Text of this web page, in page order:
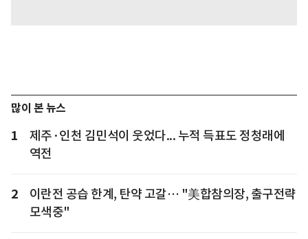
많이 본 뉴스
1
제주·인천 김민석이 웃었다... 누적 득표도 정청래에
역전
2
이란전 공습 한계, 탄약 고갈… "美합참의장, 출구전략
모색중"